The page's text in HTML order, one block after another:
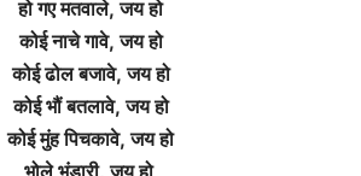
हो गए मतवाले,जय हो
कोई नाचे गावे,जय हो
कोई ढोल बजावे,जय हो
कोई भौं बतलावे,जय हो
कोई मुंह पिचकावे,जय हो
भोले भंडारी,जय हो